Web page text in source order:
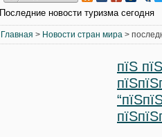
Последние новости туризма сегодня
Главная > Новости стран мира >
пїЅ